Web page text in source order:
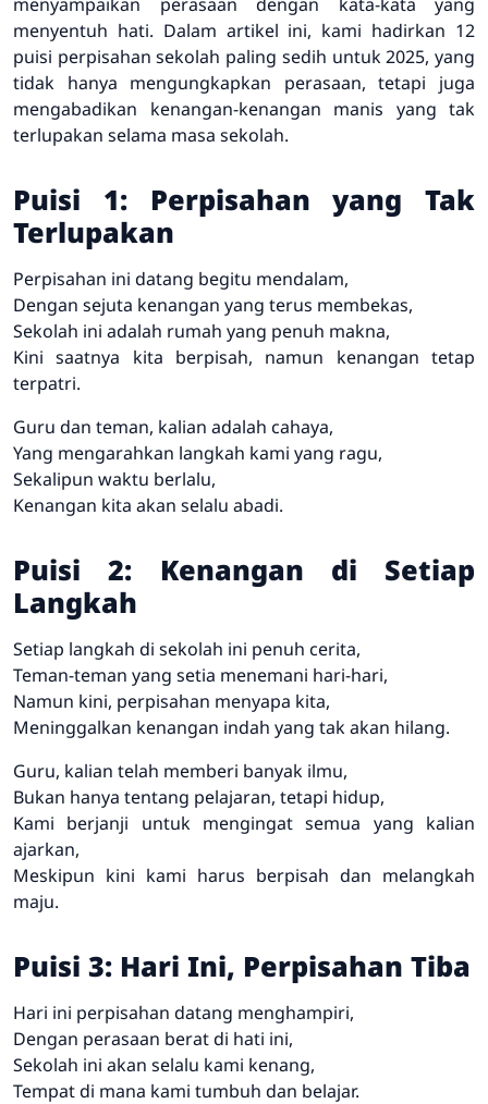
menyentuh hati. Dalam artikel ini, kami hadirkan 12
puisi perpisahan sekolah paling sedih untuk 2025, yang
tidak hanya mengungkapkan perasaan, tetapi juga
mengabadikan kenangan-kenangan manis yang tak
terlupakan selama masa sekolah.
Puisi 1: Perpisahan yang Tak
Terlupakan
Perpisahan ini datang begitu mendalam,
Dengan sejuta kenangan yang terus membekas,
Sekolah ini adalah rumah yang penuh makna,
Kini saatnya kita berpisah, namun kenangan tetap
terpatri.
Guru dan teman, kalian adalah cahaya,
Yang mengarahkan langkah kami yang ragu,
Sekalipun waktu berlalu,
Kenangan kita akan selalu abadi.
Puisi 2: Kenangan di Setiap
Langkah
Setiap langkah di sekolah ini penuh cerita,
Teman-teman yang setia menemani hari-hari,
Namun kini, perpisahan menyapa kita,
Meninggalkan kenangan indah yang tak akan hilang.
Guru, kalian telah memberi banyak ilmu,
Bukan hanya tentang pelajaran, tetapi hidup,
Kami berjanji untuk mengingat semua yang kalian
ajarkan,
Meskipun kini kami harus berpisah dan melangkah
maju.
Puisi 3: Hari Ini, Perpisahan Tiba
Hari ini perpisahan datang menghampiri,
Dengan perasaan berat di hati ini,
Sekolah ini akan selalu kami kenang,
Tempat di mana kami tumbuh dan belajar.